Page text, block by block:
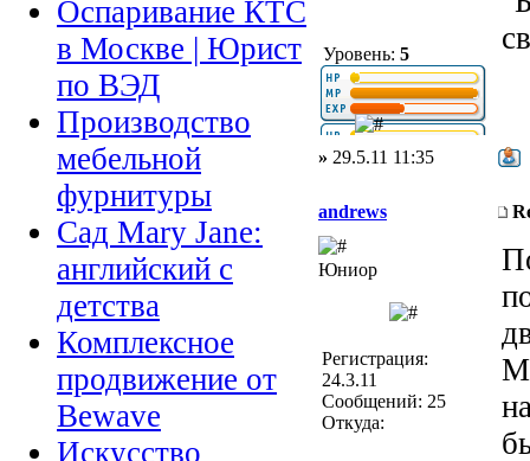
Оспаривание КТС
в Москве | Юрист
по ВЭД
Производство
мебельной
фурнитуры
Сад Mary Jane:
английский с
детства
Комплексное
продвижение от
Bewave
Искусство
Уровень: 5
» 29.5.11 11:35
andrews
Юниор
Регистрация:
24.3.11
Сообщений: 25
Откуда: